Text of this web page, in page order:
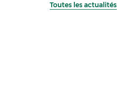
Toutes les actualités